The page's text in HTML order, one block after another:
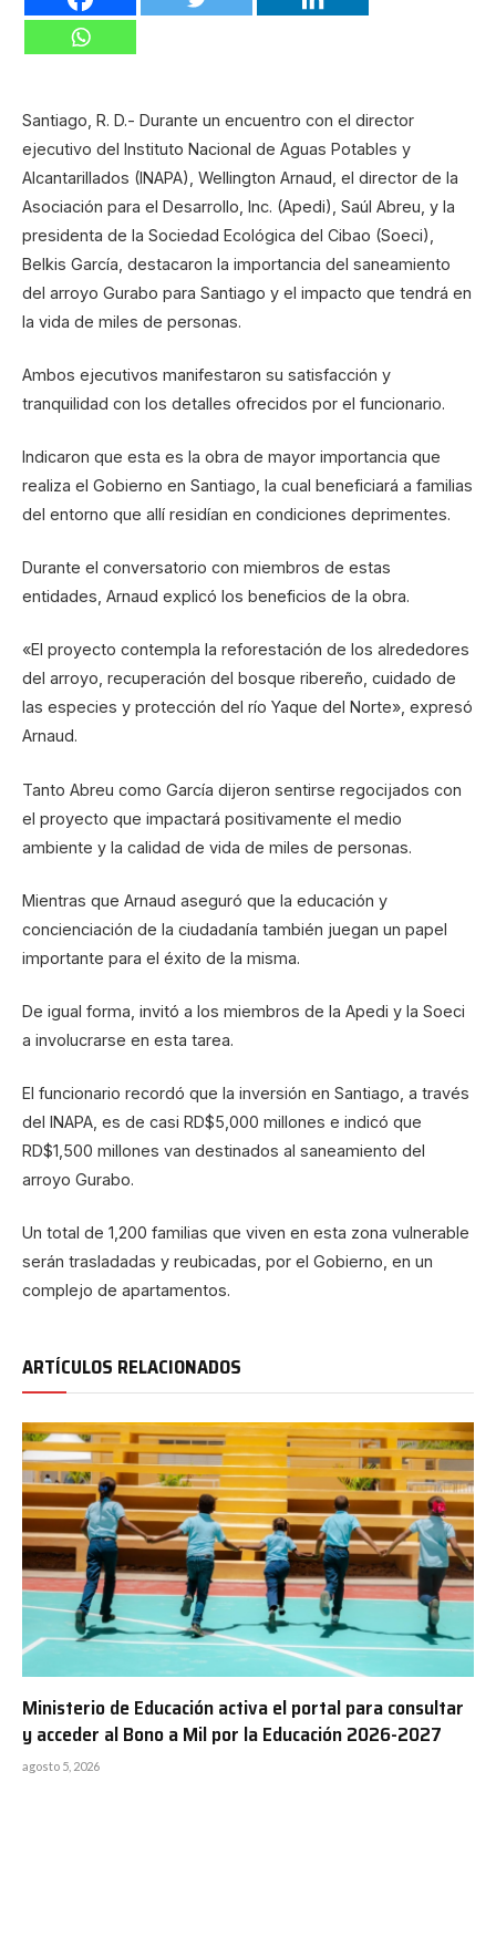
Santiago, R. D.- Durante un encuentro con el director
ejecutivo del Instituto Nacional de Aguas Potables y
Alcantarillados (INAPA), Wellington Arnaud, el director de la
Asociación para el Desarrollo, Inc. (Apedi), Saúl Abreu, y la
presidenta de la Sociedad Ecológica del Cibao (Soeci),
Belkis García, destacaron la importancia del saneamiento
del arroyo Gurabo para Santiago y el impacto que tendrá en
la vida de miles de personas.
Ambos ejecutivos manifestaron su satisfacción y
tranquilidad con los detalles ofrecidos por el funcionario.
Indicaron que esta es la obra de mayor importancia que
realiza el Gobierno en Santiago, la cual beneficiará a familias
del entorno que allí residían en condiciones deprimentes.
Durante el conversatorio con miembros de estas
entidades, Arnaud explicó los beneficios de la obra.
«El proyecto contempla la reforestación de los alrededores
del arroyo, recuperación del bosque ribereño, cuidado de
las especies y protección del río Yaque del Norte», expresó
Arnaud.
Tanto Abreu como García dijeron sentirse regocijados con
el proyecto que impactará positivamente el medio
ambiente y la calidad de vida de miles de personas.
Mientras que Arnaud aseguró que la educación y
concienciación de la ciudadanía también juegan un papel
importante para el éxito de la misma.
De igual forma, invitó a los miembros de la Apedi y la Soeci
a involucrarse en esta tarea.
El funcionario recordó que la inversión en Santiago, a través
del INAPA, es de casi RD$5,000 millones e indicó que
RD$1,500 millones van destinados al saneamiento del
arroyo Gurabo.
Un total de 1,200 familias que viven en esta zona vulnerable
serán trasladadas y reubicadas, por el Gobierno, en un
complejo de apartamentos.
ARTÍCULOS RELACIONADOS
Ministerio de Educación activa el portal para consultar
y acceder al Bono a Mil por la Educación 2026-2027
agosto 5, 2026